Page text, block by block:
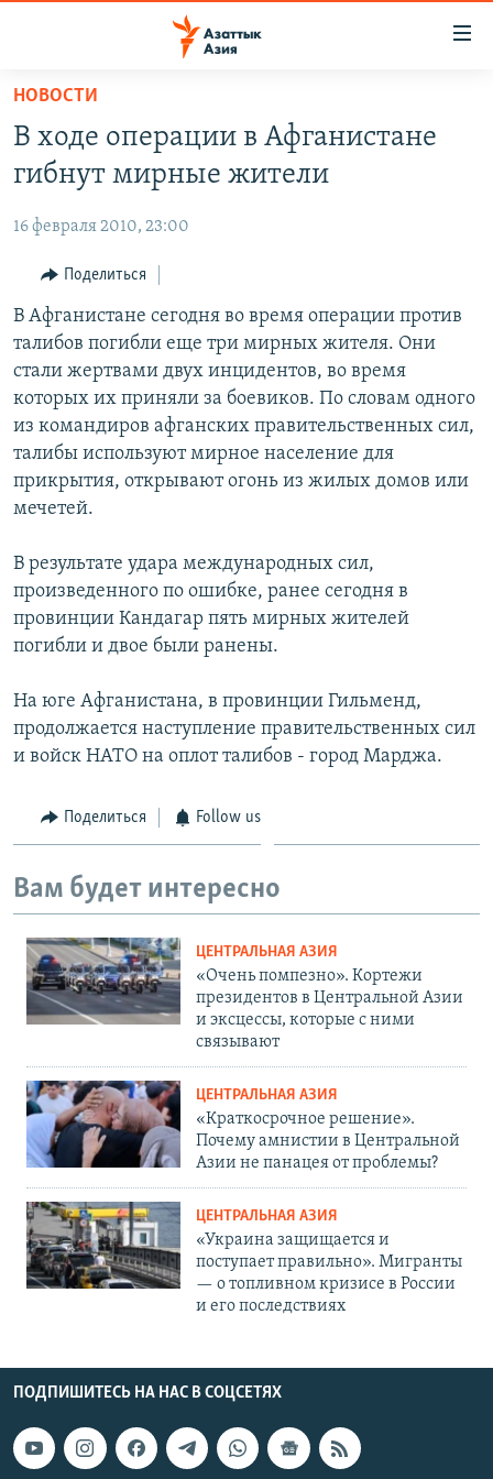
Вернуться
основному
содержанию
Вернутся
навигации
Вернутся
поиску
КАЗАХСТАН
УЗБЕКИСТАН
ТАДЖИКИСТАН
НОВОСТИ
ВОЙНА В УКРАИНЕ
НА ДРУГИХ ЯЗЫКАХ
ҚАЗАҚША
КЫРГЫЗЧА
ТОҶИКӢ
TÜRKMENÇE
Все сайты РСЕ/РС
НОВОСТИ
В ходе операции в Афганистане
гибнут мирные жители
16 февраля 2010, 23:00
Поделиться
В Афганистане сегодня во время операции против
талибов погибли еще три мирных жителя. Они
стали жертвами двух инцидентов, во время
которых их приняли за боевиков. По словам одного
из командиров афганских правительственных сил,
талибы используют мирное население для
прикрытия, открывают огонь из жилых домов или
мечетей.
В результате удара международных сил,
произведенного по ошибке, ранее сегодня в
провинции Кандагар пять мирных жителей
погибли и двое были ранены.
На юге Афганистана, в провинции Гильменд,
продолжается наступление правительственных сил
и войск НАТО на оплот талибов - город Марджа.
Поделиться Follow us
Вам будет интересно
ЦЕНТРАЛЬНАЯ АЗИЯ
«Очень помпезно». Кортежи
президентов в Центральной Азии
и эксцессы, которые с ними
связывают
ЦЕНТРАЛЬНАЯ АЗИЯ
«Краткосрочное решение».
Почему амнистии в Центральной
Азии не панацея от проблемы?
ЦЕНТРАЛЬНАЯ АЗИЯ
«Украина защищается и
поступает правильно». Мигранты
— о топливном кризисе в России
и его последствиях
ПОДПИШИТЕСЬ НА НАС В СОЦСЕТЯХ